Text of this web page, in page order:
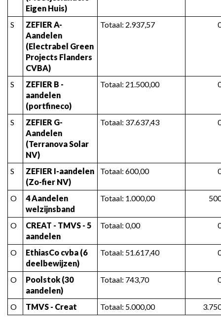
Eigen Huis)
S
ZEFIER A-
Aandelen
(Electrabel Green
Projects Flanders
CVBA)
Totaal: 2.937,57
S
ZEFIER B -
aandelen
(portfineco)
Totaal: 21.500,00
S
ZEFIER G-
Aandelen
(Terranova Solar
NV)
Totaal: 37.637,43
S
ZEFIER I-aandelen
(Zo-fier NV)
Totaal: 600,00
O
4 Aandelen
welzijnsband
Totaal: 1.000,00
O
CREAT - TMVS - 5
aandelen
Totaal: 0,00
O
EthiasCo cvba (6
deelbewijzen)
Totaal: 51.617,40
O
Poolstok (30
aandelen)
Totaal: 743,70
O TMVS - Creat Totaal: 5.000,00